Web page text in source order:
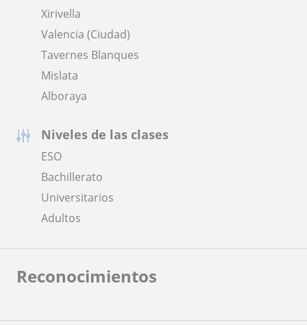
Xirivella
Valencia (Ciudad)
Tavernes Blanques
Mislata
Alboraya
Niveles de las clases
ESO
Bachillerato
Universitarios
Adultos
Reconocimientos